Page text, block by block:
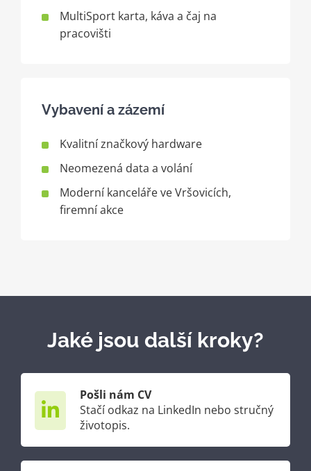
MultiSport karta, káva a čaj na
pracovišti
Vybavení a zázemí
Kvalitní značkový hardware
Neomezená data a volání
Moderní kanceláře ve Vršovicích,
firemní akce
Jaké jsou další kroky?
Pošli nám CV
Stačí odkaz na LinkedIn nebo stručný
životopis.